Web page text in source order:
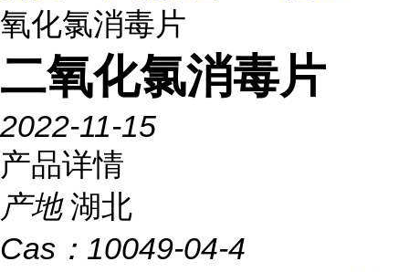
氧化氯消毒片
二氧化氯消毒片
2022-11-15
产品详情
产地 湖北
Cas： 10049-04-4